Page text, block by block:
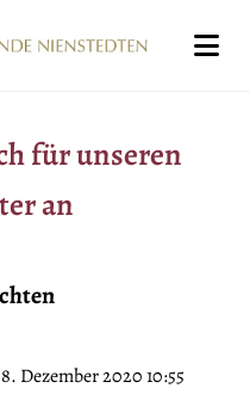
für unseren
an
Dezember 2020 10:55